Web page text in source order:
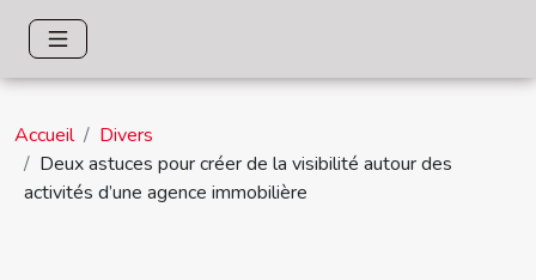
Accueil
Divers
Deux astuces pour créer de la visibilité autour des
activités d’une agence immobilière